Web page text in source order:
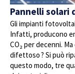
Pannelli solari
Gli impianti
Infatti, producono
CO₂ per decenni.
difettoso ? Si può
questo modo, tre